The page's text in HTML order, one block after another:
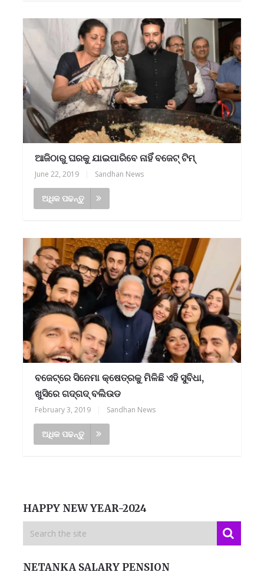
ଆଜିଠାରୁ ଘରକୁ ଯାଇପାରିବେ ନାହିଁ ବଜେଟ୍‌ ଟିମ୍‌
June 22, 2019 Sandhan News
ଅଧିକ ପଢନ୍ତୁ
ବଜେଟ୍‌ରେ ସିନେମା କ୍ଷେତ୍ରକୁ ମିଳିଛି ଏହି ସୁବିଧା,
ଖୁସିରେ ଗଦ୍‌ଗଦ୍‌ ବଲିଉଡ
February 3, 2019 Sandhan News
ଅଧିକ ପଢନ୍ତୁ
HAPPY NEW YEAR-2024
NETANKA SALARY PENSION